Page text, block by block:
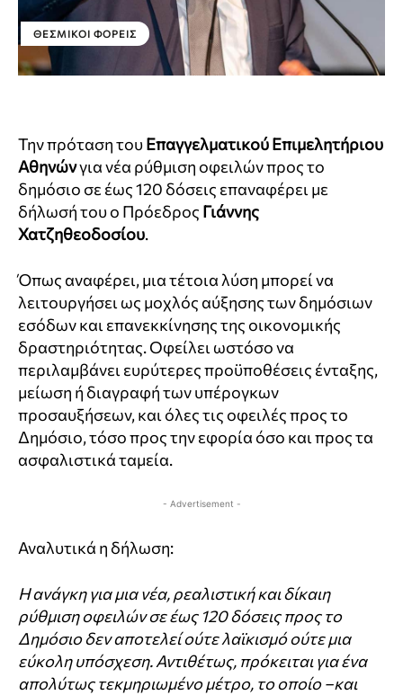
ΘΕΣΜΙΚΟΊ ΦΟΡΕΊΣ
Την πρόταση τουΕπαγγελματικού Επιμελητήριου
Αθηνώνγια νέα ρύθμιση οφειλών προς το
δημόσιο σε έως 120 δόσεις επαναφέρει με
δήλωσή του ο Πρόεδρος Γιάννης
Χατζηθεοδοσίου.
Όπως αναφέρει, μια τέτοια λύση μπορεί να
λειτουργήσει ως μοχλός αύξησης των δημόσιων
εσόδων και επανεκκίνησης της οικονομικής
δραστηριότητας. Οφείλει ωστόσο να
περιλαμβάνει ευρύτερες προϋποθέσεις ένταξης,
μείωση ή διαγραφή των υπέρογκων
προσαυξήσεων, και όλες τις οφειλές προς το
Δημόσιο, τόσο προς την εφορία όσο και προς τα
ασφαλιστικά ταμεία.
- Advertisement -
Αναλυτικά η δήλωση:
Η ανάγκη για μια νέα, ρεαλιστική και δίκαιη
ρύθμιση οφειλών σε έως 120 δόσεις προς το
Δημόσιο δεν αποτελεί ούτε λαϊκισμό ούτε μια
εύκολη υπόσχεση. Αντιθέτως, πρόκειται για ένα
απολύτως τεκμηριωμένο μέτρο, το οποίο –και